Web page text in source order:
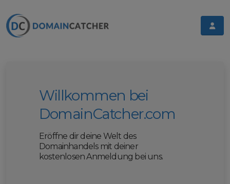
Willkommen bei
DomainCatcher.com
Eröffne dir deine Welt des
Domainhandels mit deiner
kostenlosen Anmeldung bei uns.